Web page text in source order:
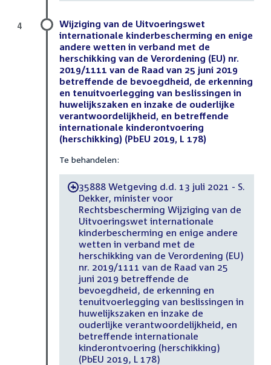
Wijziging van de Uitvoeringswet
internationale kinderbescherming en enige
andere wetten in verband met de
herschikking van de Verordening (EU) nr.
2019/1111 van de Raad van 25 juni 2019
betreffende de bevoegdheid, de erkenning
en tenuitvoerlegging van beslissingen in
huwelijkszaken en inzake de ouderlijke
verantwoordelijkheid, en betreffende
internationale kinderontvoering
(herschikking) (PbEU 2019, L 178)
Te behandelen:
-35888 Wetgeving d.d. 13 juli 2021 - S.
Dekker, minister voor
Rechtsbescherming Wijziging van de
Uitvoeringswet internationale
kinderbescherming en enige andere
wetten in verband met de
herschikking van de Verordening (EU)
nr. 2019/1111 van de Raad van 25
juni 2019 betreffende de
bevoegdheid, de erkenning en
tenuitvoerlegging van beslissingen in
huwelijkszaken en inzake de
ouderlijke verantwoordelijkheid, en
betreffende internationale
kinderontvoering (herschikking)
(PbEU 2019, L 178)
4